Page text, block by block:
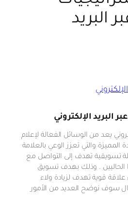
البريد
البريد الإلكتروني
يعد من الوسائل الفعالة لإعلام
المميزة والتي تعزز الوعي بالعلامة
تسويقية تهدف إلى التواصل مع
الحاليين . وذلك بهدف تسويق
علاقة قوية تهدف لزيادة ولاء
سوف نوضح العديد من الأمور